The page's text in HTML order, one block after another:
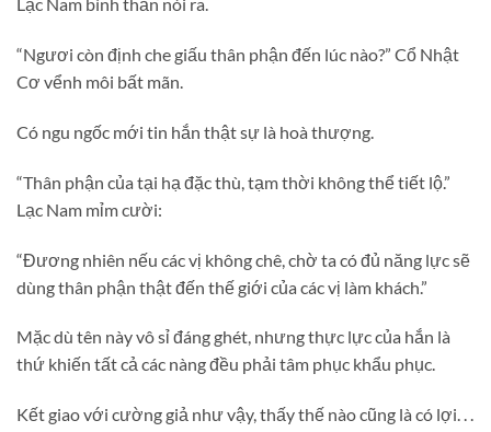
Lạc Nam bình thản nói ra.
“Ngươi còn định che giấu thân phận đến lúc nào?” Cổ Nhật
Cơ vểnh môi bất mãn.
Có ngu ngốc mới tin hắn thật sự là hoà thượng.
“Thân phận của tại hạ đặc thù, tạm thời không thể tiết lộ.”
Lạc Nam mỉm cười:
“Đương nhiên nếu các vị không chê, chờ ta có đủ năng lực sẽ
dùng thân phận thật đến thế giới của các vị làm khách.”
Mặc dù tên này vô sỉ đáng ghét, nhưng thực lực của hắn là
thứ khiến tất cả các nàng đều phải tâm phục khẩu phục.
Kết giao với cường giả như vậy, thấy thế nào cũng là có lợi. . .